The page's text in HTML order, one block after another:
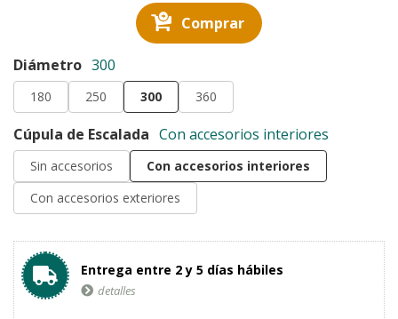
Comprar
Diámetro 300
180 250 300 360
Cúpula de Escalada Con accesorios interiores
Sin accesorios
Con accesorios interiores
Con accesorios exteriores
Entrega entre 2 y 5 días hábiles
detalles